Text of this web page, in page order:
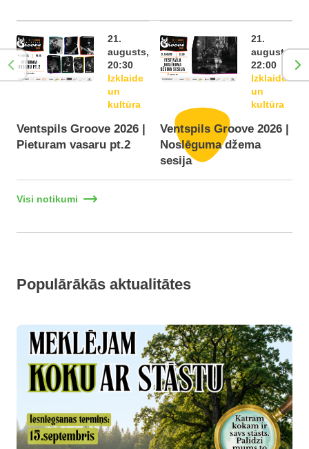
21.
augusts,
20:30
Izklaide
un
kultūra
Ventspils Groove 2026 |
Pieturam vasaru pt.2
21.
augusts,
22:00
Izklaide
un
kultūra
Ventspils Groove 2026 |
Noslēguma džema
sesija
Visi notikumi
Populārākās aktualitātes